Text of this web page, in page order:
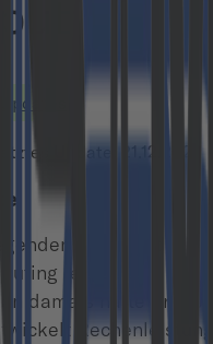
Update: 21.12.2022
Ideen und
reichen bis in die
damals hatte Prof.
Rechenleistung